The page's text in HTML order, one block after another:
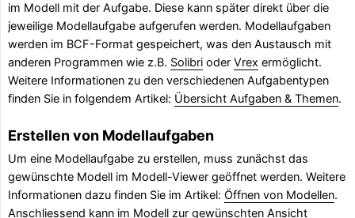
im Modell mit der Aufgabe. Diese kann später direkt über die
jeweilige Modellaufgabe aufgerufen werden. Modellaufgaben
werden im BCF-Format gespeichert, was den Austausch mit
anderen Programmen wie z.B. Solibri oder Vrex ermöglicht.
Weitere Informationen zu den verschiedenen Aufgabentypen
finden Sie in folgendem Artikel: Übersicht Aufgaben & Themen.
Erstellen von Modellaufgaben
Um eine Modellaufgabe zu erstellen, muss zunächst das
gewünschte Modell im Modell-Viewer geöffnet werden. Weitere
Informationen dazu finden Sie im Artikel: Öffnen von Modellen.
Anschliessend kann im Modell zur gewünschten Ansicht